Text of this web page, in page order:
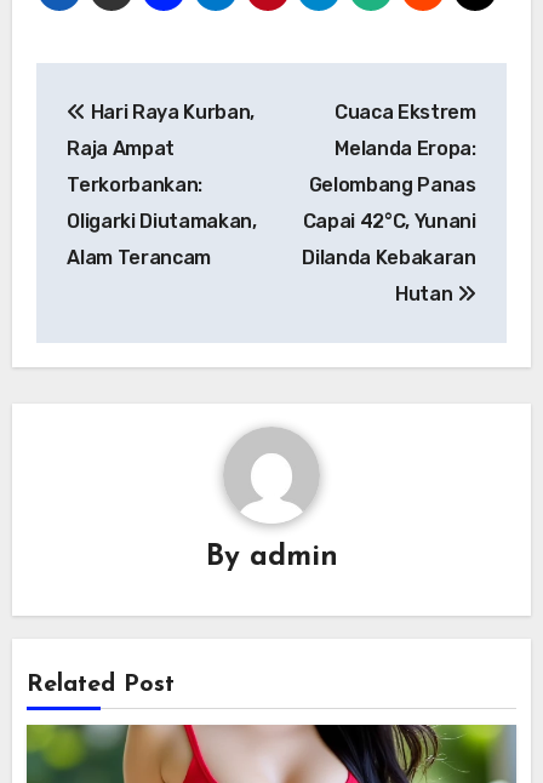
pos
Hari Raya Kurban,
Raja Ampat
Terkorbankan:
Oligarki Diutamakan,
Alam Terancam
Cuaca Ekstrem
Melanda Eropa:
Gelombang Panas
Capai 42°C, Yunani
Dilanda Kebakaran
Hutan
By admin
Related Post